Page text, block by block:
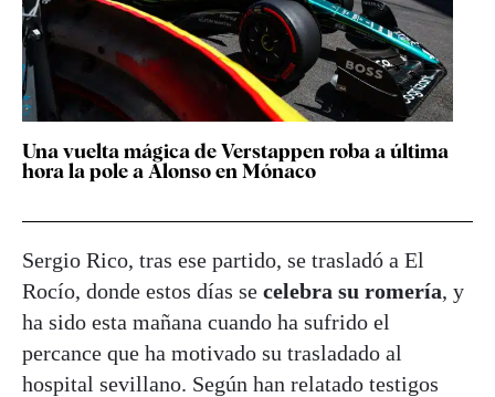
Una vuelta mágica de Verstappen roba a última
hora la pole a Alonso en Mónaco
Sergio Rico, tras ese partido, se trasladó a El
Rocío, donde estos días se celebra su romería, y
ha sido esta mañana cuando ha sufrido el
percance que ha motivado su trasladado al
hospital sevillano. Según han relatado testigos